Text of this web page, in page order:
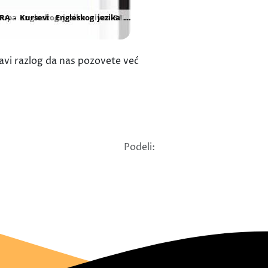
razlog da nas pozovete već
Podeli: